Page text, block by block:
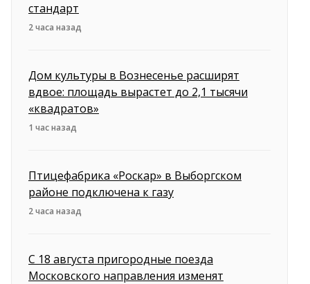
стандарт
2 часа назад
Дом культуры в Вознесенье расширят
вдвое: площадь вырастет до 2,1 тысячи
«квадратов»
1 час назад
Птицефабрика «Роскар» в Выборгском
районе подключена к газу
2 часа назад
С 18 августа пригородные поезда
Московского направления изменят